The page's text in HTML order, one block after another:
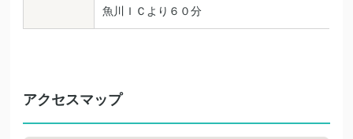
魚川ＩＣより６０分
アクセスマップ